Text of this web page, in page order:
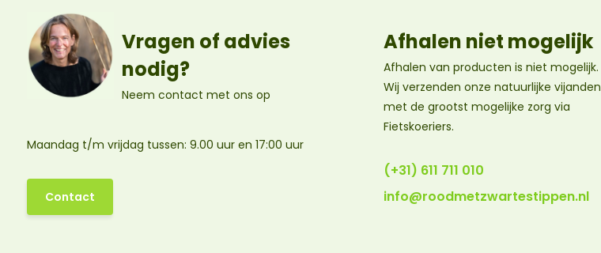
Vragen of advies
nodig?
Neem contact met ons op
Maandag t/m vrijdag tussen: 9.00 uur en 17:00 uur
Contact
Afhalen niet mogelijk
Afhalen van producten is niet mogelijk.
Wij verzenden onze natuurlijke vijanden
met de grootst mogelijke zorg via
Fietskoeriers.
(+31) 611 711 010
info@roodmetzwartestippen.nl